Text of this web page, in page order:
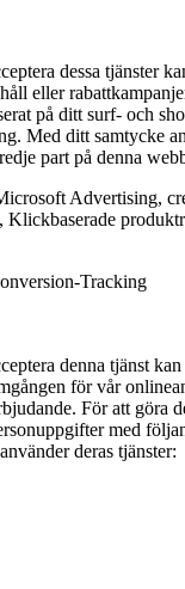
dessa tjänster
eller
på ditt surf- och
Med ditt samtycke
part på denna
Advertising,
Klickbaserade
Tracking
denna tjänst
för vår
För att göra
med
deras tjänster: